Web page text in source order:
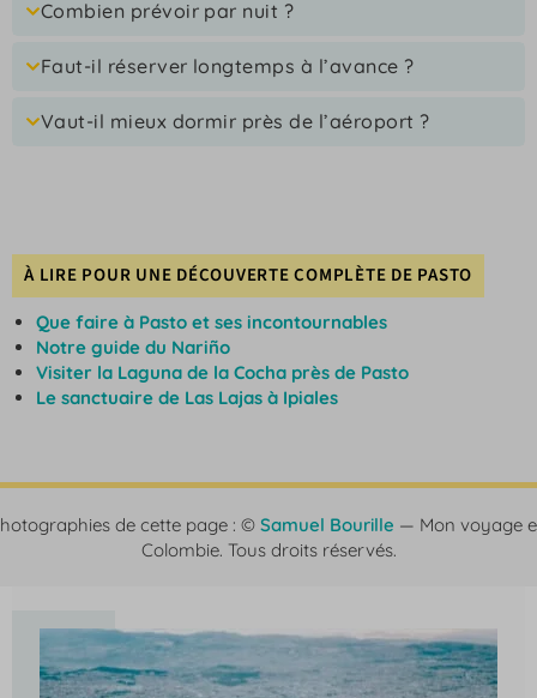
Combien prévoir par nuit ?
Faut-il réserver longtemps à l’avance ?
Vaut-il mieux dormir près de l’aéroport ?
À LIRE POUR UNE DÉCOUVERTE COMPLÈTE DE PASTO
Que faire à Pasto et ses incontournables
Notre guide du Nariño
Visiter la Laguna de la Cocha près de Pasto
Le sanctuaire de Las Lajas à Ipiales
de cette page : © Samuel Bourille — Mon voyage
Colombie. Tous droits réservés.